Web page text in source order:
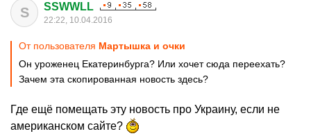
S SSWWLL
22:22, 10.04.2016
От пользователя Мартышка и очки
Он уроженец Екатеринбурга? Или хочет сюда переехать?
Зачем эта скопированная новость здесь?
Где ещё помещать эту новость про Украину, если не
американском сайте?